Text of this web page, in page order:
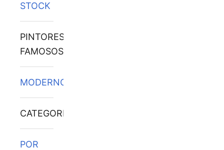
STOCK
PINTORES
FAMOSOS
MODERNOS
CATEGORÍAS
POR